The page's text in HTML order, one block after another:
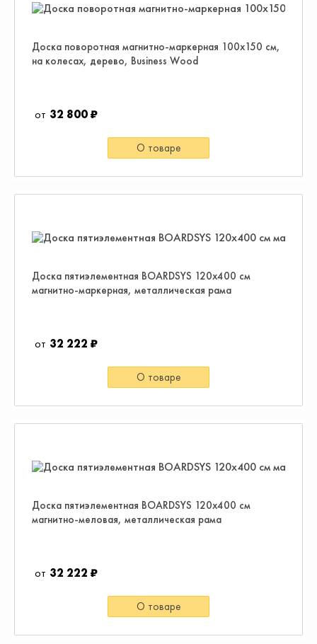
Доска поворотная магнитно-маркерная 100х150 см,
на колесах, дерево, Business Wood
32 800 ₽
О товаре
Доска пятиэлементная BOARDSYS 120х400 см
магнитно-маркерная, металлическая рама
32 222 ₽
О товаре
Доска пятиэлементная BOARDSYS 120х400 см
магнитно-меловая, металлическая рама
32 222 ₽
О товаре